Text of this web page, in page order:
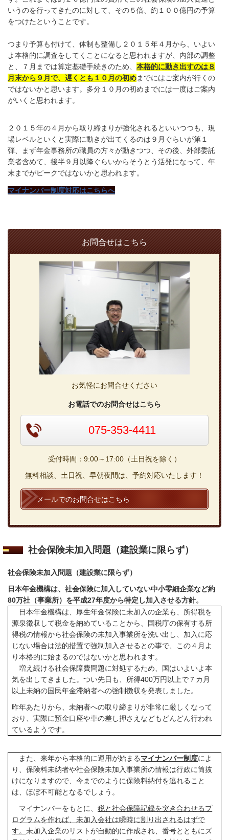
いうのを行ってきたのに対して、その５倍、約１００億円の予算
をつけたということです。
つまり予算も付けて、体制も整備し２０１５年４月から、いよい
よ本格的に調査をしてくことになると思われますが、内部の調整
と、７月までは算定基礎手続きのため、 本格的に動き出すのは８
月末から９月で、遅くとも１０月の初めまでにはご案内が行くの
ではないかと思います。多分１０月の初めまでには一度はご案内
がいくと思われます。
２０１５年の４月から取り締まりが強化されるといいつつも、現
場レベルといくと実際に動きが出てくるのは９月ぐらいが第１
弾、まず年金事務所の職員の方々が動きつつ、その後、外部委託
業者含めて、後半９月以降ぐらいからそうとう活発になって、年
末までがピークではないかと思われます。
マイナンバー制度対応はこちらへ
お問合せはこちら
お気軽にお問合せください
お電話でのお問合せはこちら
075-353-4411
受付時間：9:00～17:00（土日祝を除く）
無料相談、土日祝、早朝夜間は、予約対応いたします！
メールでのお問合せはこちら
社会保険未加入問題（建設業に限らず）
社会保険未加入問題（建設業に限らず）
日本年金機構は、社会保険に加入していない中小零細企業など約
80万社（事業所）を平成27年度から特定し加入させる方針。
日本年金機構は、厚生年金保険に未加入の企業も、所得税を
源泉徴収して税金を納めていることから、国税庁の保有する所
得税の情報から社会保険の未加入事業所を洗い出し、加入に応
じない場合は法的措置で強制加入させるとの事で、この４月よ
り本格的に始まるのではないかと思われます。
増え続ける社会保障費問題に対処するため、国はいよいよ本
気を出してきました。つい先日も、所得400万円以上で７カ月
以上未納の国民年金滞納者への強制徴収を発表しました。
昨年あたりから、未納者への取り締まりが非常に厳しくなって
おり、実際に預金口座や車の差し押さえなどもどんどん行われ
ているようです。
また、来年から本格的に運用が始まるマイナンバー制度によ
り、保険料未納者や社会保険未加入事業所の情報は行政に筒抜
けになりますので、今までのように保険料納付を逃れること
は、ほぼ不可能となるでしょう。
マイナンバーをもとに、税と社会保障記録を突き合わせるプ
ログラムを作れば、未加入会社は瞬時に割り出されるはずで
す。未加入企業のリストが自動的に作成され、番号とともにズ